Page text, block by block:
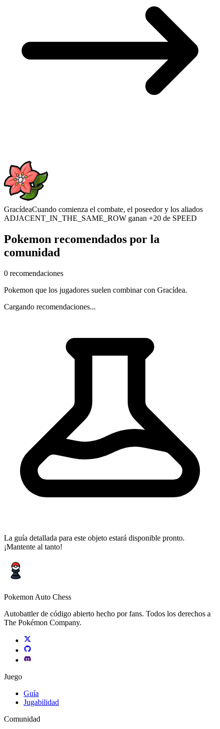
GracídeaCuando comienza el combate, el poseedor y los aliados
ADJACENT_IN_THE_SAME_ROW ganan +20 de SPEED
Pokemon recomendados por la
comunidad
0 recomendaciones
Pokemon que los jugadores suelen combinar con Gracídea.
Cargando recomendaciones...
La guía detallada para este objeto estará disponible pronto.
¡Mantente al tanto!
Pokemon Auto Chess
Autobattler de código abierto hecho por fans. Todos los derechos a
The Pokémon Company.
Juego
Guía
Jugabilidad
Comunidad